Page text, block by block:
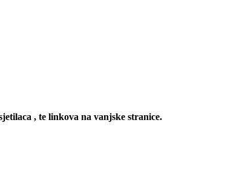
, te linkova na vanjske stranice.